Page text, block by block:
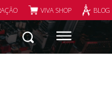
VIVA SHOP